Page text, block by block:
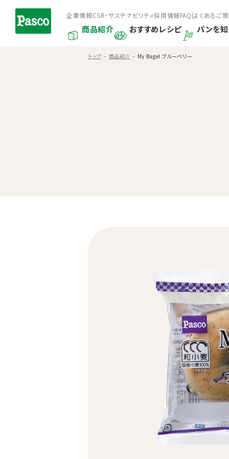
商品紹介 おすすめレシピ パンを知
企業情報CSR・サステナビリティ採用情報FAQ(よくあるご
トップ 商品紹介 My Bagel ブルーベリー